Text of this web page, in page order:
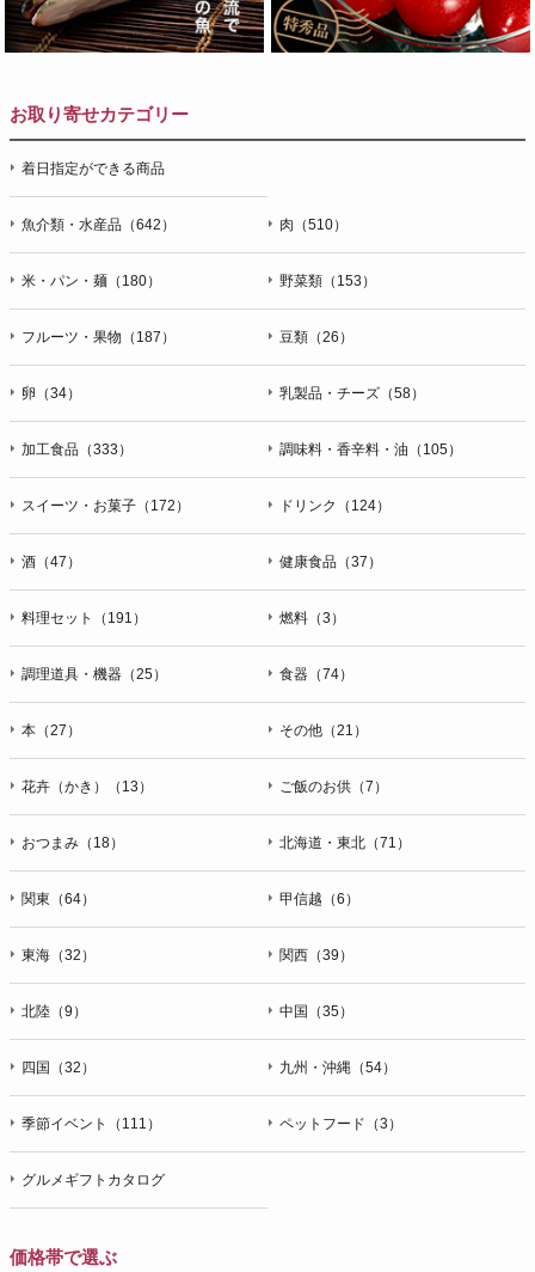
お取り寄せカテゴリー
着日指定ができる商品
魚介類・水産品（642） 肉（510）
米・パン・麺（180） 野菜類（153）
フルーツ・果物（187） 豆類（26）
卵（34） 乳製品・チーズ（58）
加工食品（333） 調味料・香辛料・油（105）
スイーツ・お菓子（172） ドリンク（124）
酒（47） 健康食品（37）
料理セット（191） 燃料（3）
調理道具・機器（25） 食器（74）
本（27） その他（21）
花卉（かき）（13） ご飯のお供（7）
おつまみ（18） 北海道・東北（71）
関東（64） 甲信越（6）
東海（32） 関西（39）
北陸（9） 中国（35）
四国（32） 九州・沖縄（54）
季節イベント（111） ペットフード（3）
グルメギフトカタログ
価格帯で選ぶ